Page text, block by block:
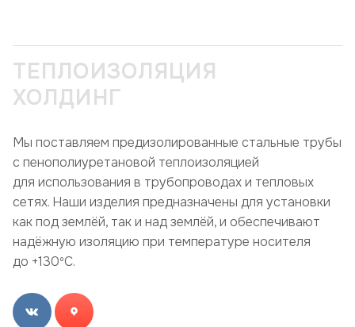
ТЕПЛОИЗОЛЯЦИЯ
ХОЛДИНГ
Мы поставляем предизолированные стальные трубы
с пенополиуретановой теплоизоляцией
для использования в трубопроводах и тепловых
сетях. Наши изделия предназначены для установки
как под землёй, так и над землёй, и обеспечивают
надёжную изоляцию при температуре носителя
до +130ºC.